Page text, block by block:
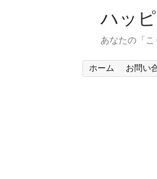
ハッ
あなたの「
ホーム お問い